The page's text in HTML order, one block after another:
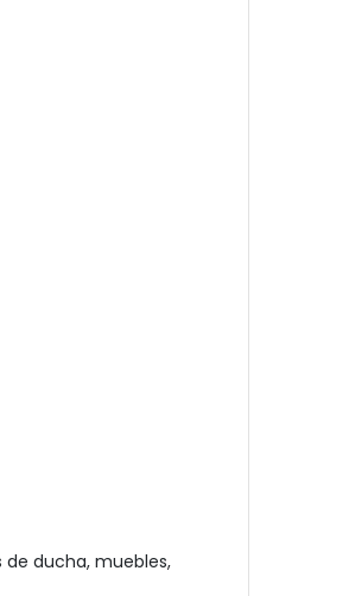
ducha, muebles,